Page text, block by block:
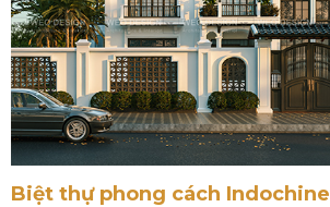
Biệt thự phong cách Indochine